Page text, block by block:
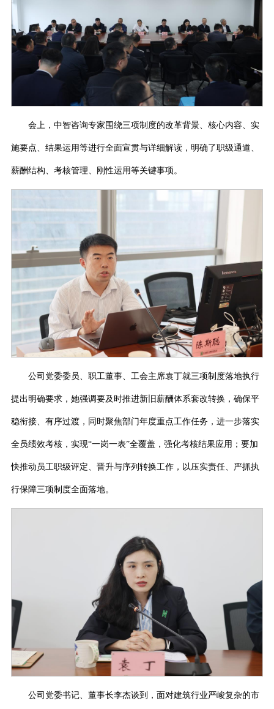
会上，中智咨询专家围绕三项制度的改革背景、核心内容、实
施要点、结果运用等进行全面宣贯与详细解读，明确了职级通道、
薪酬结构、考核管理、刚性运用等关键事项。
公司党委委员、职工董事、工会主席袁丁就三项制度落地执行
提出明确要求，她强调要及时推进新旧薪酬体系套改转换，确保平
稳衔接、有序过渡，同时聚焦部门年度重点工作任务，进一步落实
全员绩效考核，实现“一岗一表”全覆盖，强化考核结果应用；要加
快推动员工职级评定、晋升与序列转换工作，以压实责任、严抓执
行保障三项制度全面落地。
公司党委书记、董事长李杰谈到，面对建筑行业严峻复杂的市